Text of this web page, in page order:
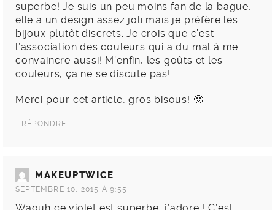
superbe! Je suis un peu moins fan de la bague,
elle a un design assez joli mais je préfère les
bijoux plutôt discrets. Je crois que c’est
l’association des couleurs qui a du mal à me
convaincre aussi! M’enfin, les goûts et les
couleurs, ça ne se discute pas!
Merci pour cet article, gros bisous! 🙂
RÉPONDRE
MAKEUPTWICE
SEPTEMBRE 10, 2015 À 9:55